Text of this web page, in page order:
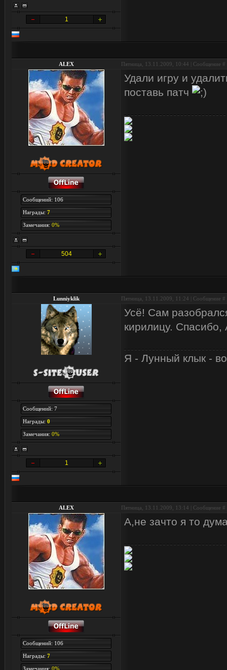
1
ALEX Пятница, 13.11.2009, 10:44 | Сообщение #
Сообщений: 106
Награды: 7
Замечания: 0%
504
Удали игру и
поставь патч
Lunniyklik Пятница, 13.11.2009, 11:24 | Сообщение #
Сообщений: 7
Награды: 0
Замечания: 0%
1
Усё! Сам
кирилицу. Спасибо,
Я - Лунный клык -
ALEX Пятница, 13.11.2009, 13:14 | Сообщение #
Сообщений: 106
Награды: 7
Замечания: 0%
А,не зачто я то